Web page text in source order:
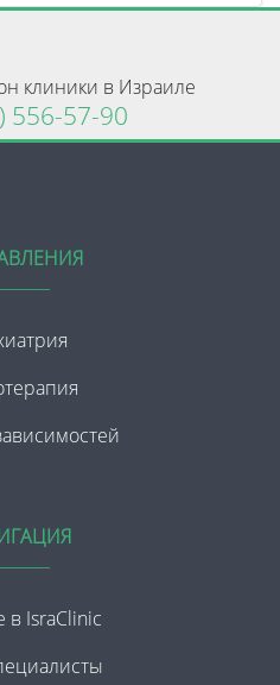
клиники в Израиле
556-57-90
в IsraClinic